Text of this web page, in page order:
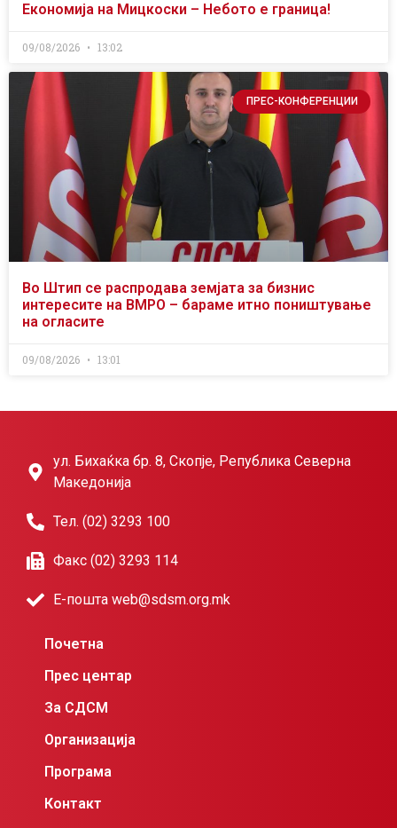
Економија на Мицкоски – Небото е граница!
09/08/2026 13:02
ПРЕС-КОНФЕРЕНЦИИ
Во Штип се распродава земјата за бизнис
интересите на ВМРО – бараме итно поништување
на огласите
09/08/2026 13:01
ул. Бихаќка бр. 8, Скопје, Република Северна
Македонија
Тел. (02) 3293 100
Факс (02) 3293 114
Е-пошта web@sdsm.org.mk
Почетна
Прес центар
За СДСМ
Организација
Програма
Контакт